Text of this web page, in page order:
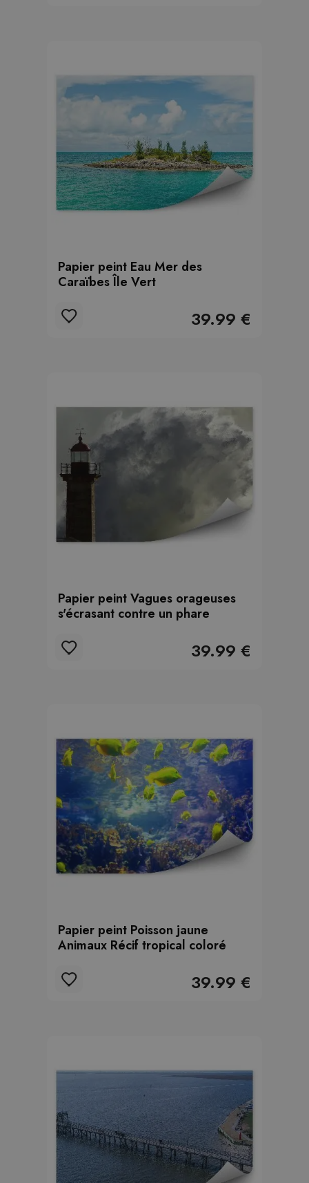
Papier peint Eau Mer des
Caraïbes Île Vert
39.99 €
Papier peint Vagues orageuses
s'écrasant contre un phare
39.99 €
Papier peint Poisson jaune
Animaux Récif tropical coloré
39.99 €